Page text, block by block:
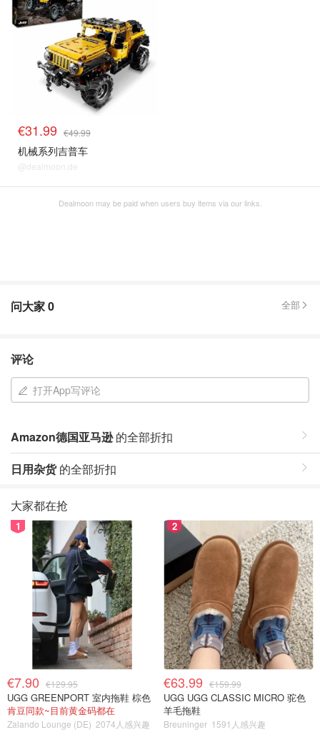
€31.99 €49.99
机械系列吉普车
@dealmoon.de
Dealmoon may be paid when users buy items via our links.
问大家0 全部
评论
打开App写评论
Amazon德国亚马逊的全部折扣
日用杂货的全部折扣
大家都在抢
1
€7.90 €129.95
UGG GREENPORT 室内拖鞋 棕色
肯豆同款~目前黄金码都在
Zalando Lounge (DE) 2074人感兴趣
2
€63.99 €159.99
UGG UGG CLASSIC MICRO 驼色
羊毛拖鞋
Breuninger 1591人感兴趣